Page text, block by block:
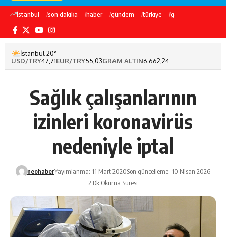
İstanbul son dakika haber gündem türkiye galatasaray
İstanbul 20°
USD/TRY47,71EUR/TRY55,03GRAM ALTIN6.662,24
Sağlık çalışanlarının
izinleri koronavirüs
nedeniyle iptal
neohaberYayımlanma: 11 Mart 2020Son güncelleme: 10 Nisan 2026
2 Dk Okuma Süresi